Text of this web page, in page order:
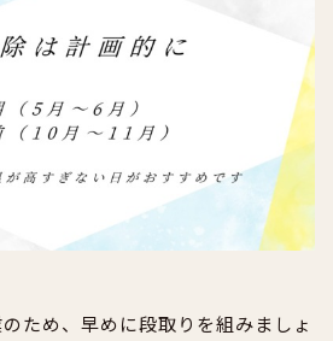
ため、早めに段取りを組みましょ